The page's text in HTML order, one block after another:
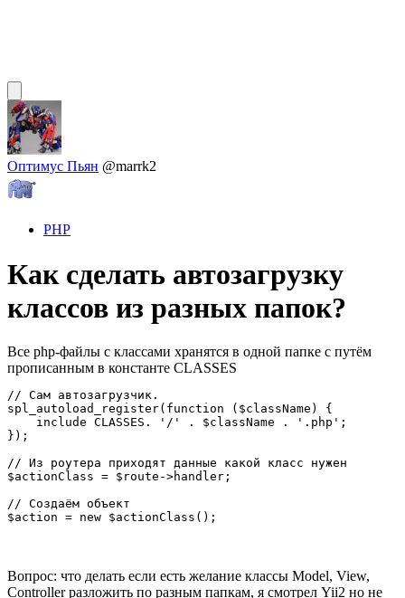
Оптимус Пьян @marrk2
PHP
Как сделать автозагрузку
классов из разных папок?
Все php-файлы с классами хранятся в одной папке с путём
прописанным в константе CLASSES
// Сам автозагрузчик.
spl_autoload_register(function ($className) {
    include CLASSES. '/' . $className . '.php';
});
// Из роутера приходят данные какой класс нужен
$actionClass = $route->handler;
// Создаём объект
$action = new $actionClass();
Вопрос: что делать если есть желание классы Model, View,
Controller разложить по разным папкам, я смотрел Yii2 но не